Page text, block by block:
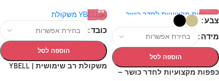
צבע
מידה
הוספה לסל
כפפות מקצועיות לחדר כושר –
כובד
הוספה לסל
משקולת רב שימושית | YBELL